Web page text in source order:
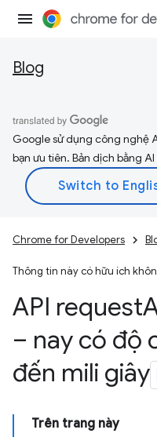
Blog
Google sử dụng công nghệ
bạn ưu tiên. Bản dịch bằng
Chrome for Developers
Thông tin này có hữu ích
API request
– nay có độ
đến mili giây
Trên trang này